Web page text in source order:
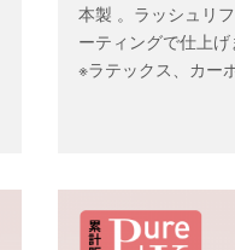
本製 。ラッシュリ
ーティングで仕上げ
※ラテックス、カー
習をお申込みした